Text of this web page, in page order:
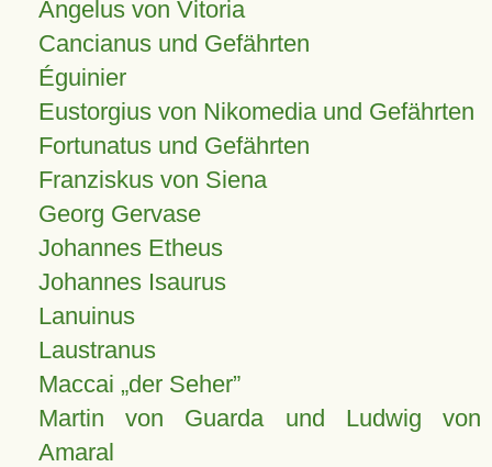
Angelus von Vitoria
Cancianus und Gefährten
Éguinier
Eustorgius von Nikomedia und Gefährten
Fortunatus und Gefährten
Franziskus von Siena
Georg Gervase
Johannes Etheus
Johannes Isaurus
Lanuinus
Laustranus
Maccai „der Seher”
Martin von Guarda und Ludwig von
Amaral